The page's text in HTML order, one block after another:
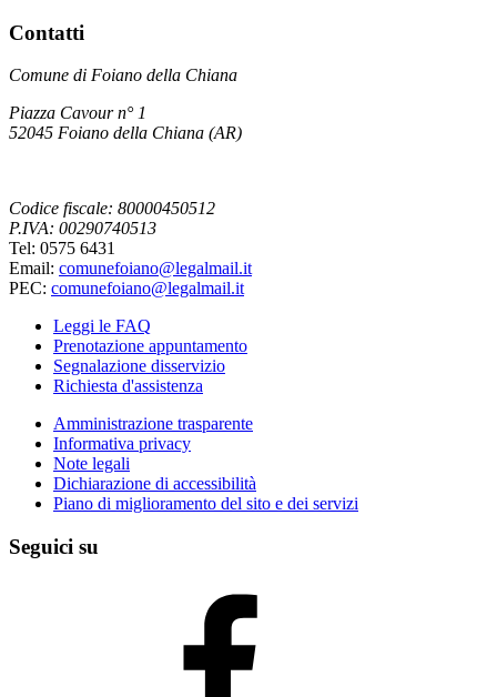
Contatti
Comune di Foiano della Chiana
Piazza Cavour n° 1
52045 Foiano della Chiana (AR)
Codice fiscale: 80000450512
P.IVA: 00290740513
Tel: 0575 6431
Email: comunefoiano@legalmail.it
PEC: comunefoiano@legalmail.it
Leggi le FAQ
Prenotazione appuntamento
Segnalazione disservizio
Richiesta d'assistenza
Amministrazione trasparente
Informativa privacy
Note legali
Dichiarazione di accessibilità
Piano di miglioramento del sito e dei servizi
Seguici su